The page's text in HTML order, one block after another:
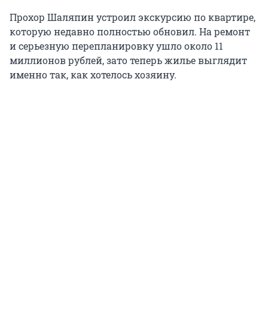
Прохор Шаляпин устроил экскурсию по квартире,
которую недавно полностью обновил. На ремонт
и серьезную перепланировку ушло около 11
миллионов рублей, зато теперь жилье выглядит
именно так, как хотелось хозяину.